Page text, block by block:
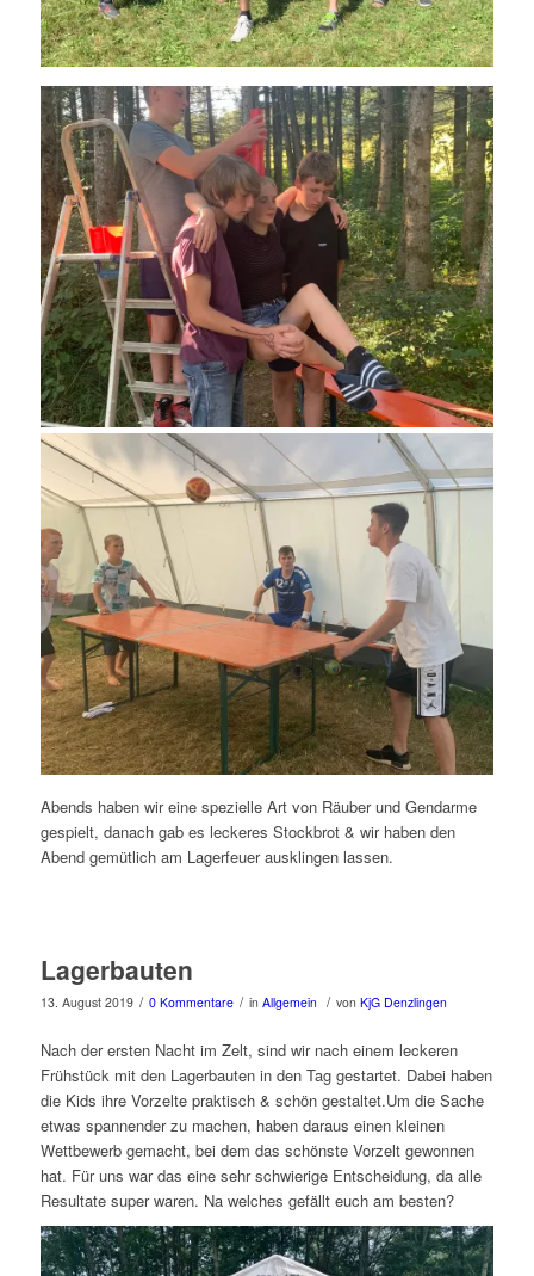
Abends haben wir eine spezielle Art von Räuber und Gendarme
gespielt, danach gab es leckeres Stockbrot & wir haben den
Abend gemütlich am Lagerfeuer ausklingen lassen.
Lagerbauten
13. August 2019 / 0 Kommentare / in Allgemein / von KjG Denzlingen
Nach der ersten Nacht im Zelt, sind wir nach einem leckeren
Frühstück mit den Lagerbauten in den Tag gestartet. Dabei haben
die Kids ihre Vorzelte praktisch & schön gestaltet.Um die Sache
etwas spannender zu machen, haben daraus einen kleinen
Wettbewerb gemacht, bei dem das schönste Vorzelt gewonnen
hat. Für uns war das eine sehr schwierige Entscheidung, da alle
Resultate super waren. Na welches gefällt euch am besten?